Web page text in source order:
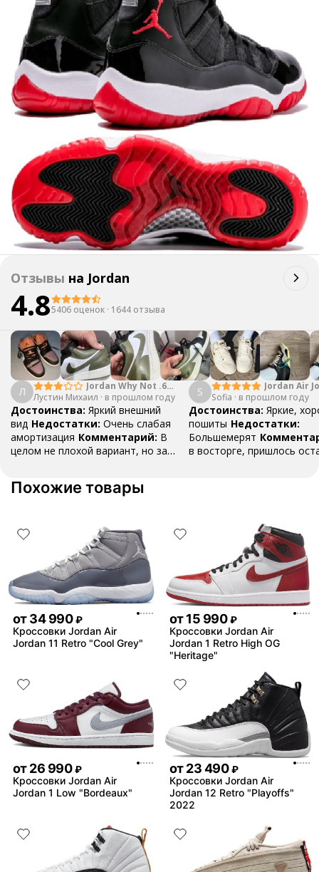
Отзывы на Jordan
4.85406 оценок · 1644 отзыва
Л
Jordan Why Not .6
"Bright Crimson" PF
Лустин Михаил · в прошлом году
Достоинства: Яркий внешний
вид Недостатки: Очень слабая
амортизация Комментарий: В
целом не плохой вариант, но за
баскетбольных кроссовок
S
Jordan Air
Mid SE
Sofia · в прошлом году
Достоинства: Яркие,
пошиты Недостатки:
Большемерят
в восторге, пришлось
Похожие товары
от34 990 ₽
Кроссовки Jordan Air
Jordan 11 Retro "Cool Grey"
от15 990 ₽
Кроссовки Jordan Air
Jordan 1 Retro High OG
"Heritage"
от26 990 ₽
Кроссовки Jordan Air
Jordan 1 Low "Bordeaux"
от23 490 ₽
Кроссовки Jordan Air
Jordan 12 Retro "Playoffs"
2022